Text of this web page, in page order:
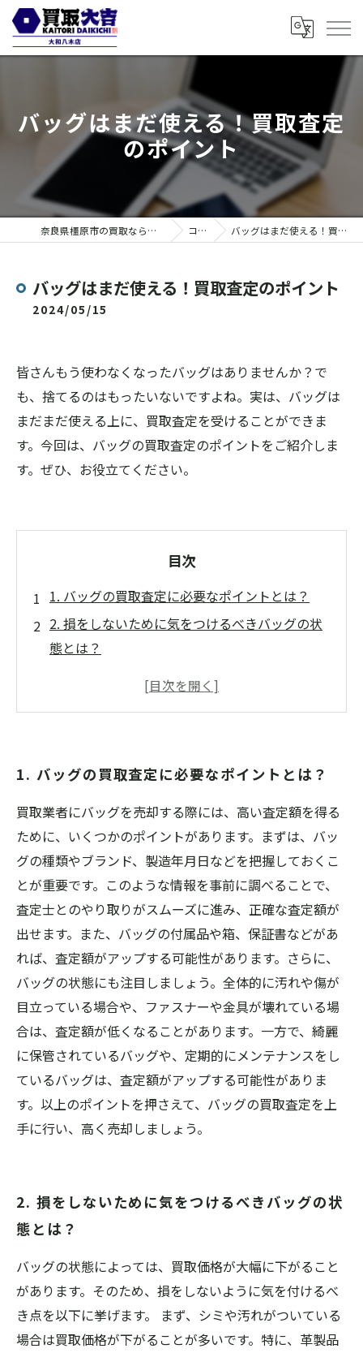
バッグはまだ使える！買取査定
のポイント
奈良県橿原市の買取なら買取大吉 大和八木店 コラム バッグはまだ使える！買取査定のポイント
バッグはまだ使える！買取査定のポイント
2024/05/15
皆さんもう使わなくなったバッグはありませんか？で
も、捨てるのはもったいないですよね。実は、バッグは
まだまだ使える上に、買取査定を受けることができま
す。今回は、バッグの買取査定のポイントをご紹介しま
す。ぜひ、お役立てください。
目次
1. バッグの買取査定に必要なポイントとは？
2. 損をしないために気をつけるべきバッグの状
態とは？
3. ブランドによっても異なるバッグの買取価格
5. 買取価格をアップさせるために必要な準備と
は？
1. バッグの買取査定に必要なポイントとは？
買取業者にバッグを売却する際には、高い査定額を得る
ために、いくつかのポイントがあります。まずは、バッ
グの種類やブランド、製造年月日などを把握しておくこ
とが重要です。このような情報を事前に調べることで、
査定士とのやり取りがスムーズに進み、正確な査定額が
出せます。また、バッグの付属品や箱、保証書などがあ
れば、査定額がアップする可能性があります。さらに、
バッグの状態にも注目しましょう。全体的に汚れや傷が
目立っている場合や、ファスナーや金具が壊れている場
合は、査定額が低くなることがあります。一方で、綺麗
に保管されているバッグや、定期的にメンテナンスをし
ているバッグは、査定額がアップする可能性がありま
す。以上のポイントを押さえて、バッグの買取査定を上
手に行い、高く売却しましょう。
2. 損をしないために気をつけるべきバッグの状
態とは？
バッグの状態によっては、買取価格が大幅に下がること
があります。そのため、損をしないように気を付けるべ
き点を以下に挙げます。 まず、シミや汚れがついている
場合は買取価格が下がることが多いです。特に、革製品